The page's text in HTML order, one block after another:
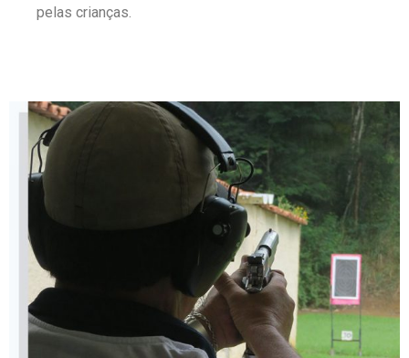
pelas crianças.